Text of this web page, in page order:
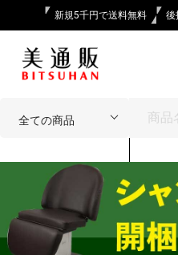
新規5千円で送料無料 後